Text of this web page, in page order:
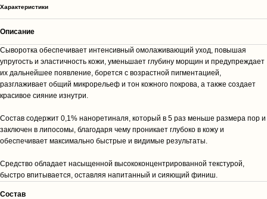
Характеристики
Описание
Сыворотка обеспечивает интенсивный омолаживающий уход, повышая
упругость и эластичность кожи, уменьшает глубину морщин и предупреждает
их дальнейшее появление, борется с возрастной пигментацией,
разглаживает общий микрорельеф и тон кожного покрова, а также создает
красивое сияние изнутри.
Состав содержит 0,1% наноретиналя, который в 5 раз меньше размера пор и
заключен в липосомы, благодаря чему проникает глубоко в кожу и
обеспечивает максимально быстрые и видимые результаты.
Средство обладает насыщенной высококонцентрированной текстурой,
быстро впитывается, оставляя напитанный и сияющий финиш.
Cостав